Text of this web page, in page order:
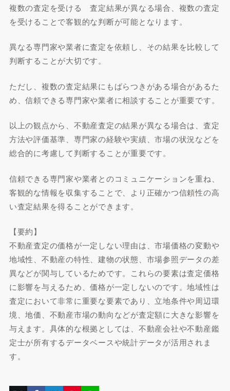
複数の査定を受ける 査定結果が異なる場合、複数の査定
を受けることで客観的な判断が可能となります。
異なる専門家や業者に査定を依頼し、その結果を比較して
判断することが大切です。
ただし、複数の査定結果にもばらつきがある場合があるた
め、信頼できる専門家や業者に相談することが重要です。
以上の観点から、不動産査定の結果が異なる場合は、査定
方法や評価基準、専門家の経験や実績、市場の状況などを
総合的に考慮して判断することが重要です。
信頼できる専門家や業者とのコミュニケーションを重ね、
客観的な情報を収集することで、より正確かつ信頼性の高
い査定結果を得ることができます。
【要約】
不動産査定の価格が一定しない理由は、市場価格の変動や
地域性、不動産の特性、建物の状態、市場参照データの差
異などが関与しているためです。これらの要素は査定価格
に影響を与えるため、価格が一定しないのです。地域性は
査定において非常に重要な要素であり、立地条件や周辺環
境、地価、不動産市場の動向などが査定額に大きな影響を
与えます。具体的な根拠としては、不動産会社や不動産鑑
定士が所有するデータベースや統計データが活用されま
す。